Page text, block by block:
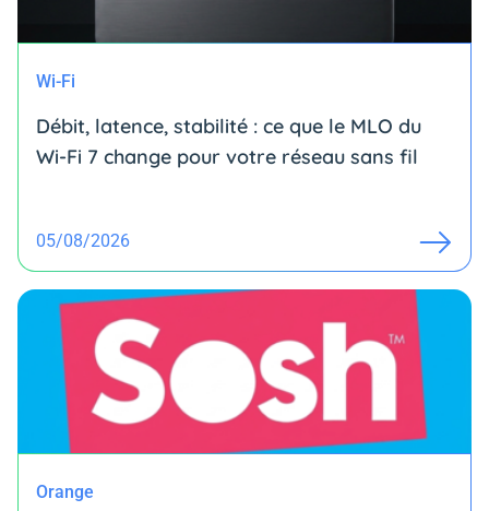
Wi-Fi
Débit, latence, stabilité : ce que le MLO du
Wi-Fi 7 change pour votre réseau sans fil
05/08/2026
Orange